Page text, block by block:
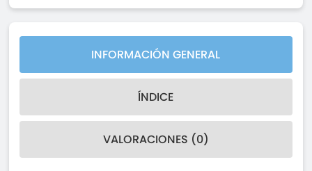
INFORMACIÓN GENERAL
ÍNDICE
VALORACIONES (0)